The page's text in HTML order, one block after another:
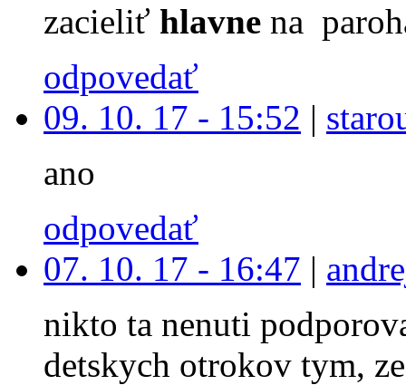
zacieliť hlavne na
odpovedať
09. 10. 17 - 15:52 |
ano
odpovedať
07. 10. 17 - 16:47 |
nikto ta nenuti
detskych otrokov tym,